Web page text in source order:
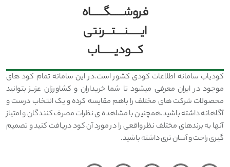
فروشــــــگــــــاه
ایــــــنــــتـــرنتی
کـــودیـــــــاب
کودیاب سامانه اطلاعات کودی کشور است.در این سامانه تمام کود های
موجود در ایران معرفی میشود تا شما خریداران و کشاورزان عزیز بتوانید
محصولات شرکت های مختلف را باهم مقایسه کرده و یک انتخاب درست و
آگاهانه داشته باشید.همچنین با مشاهده ی نظرات مصرف کنندگان و امتیاز
آنها به برندهای مختلف نظر واقعی را در مورد آن کود دریافت کنید و تصمیم
گیری راحت و آسان تری داشته باشید.